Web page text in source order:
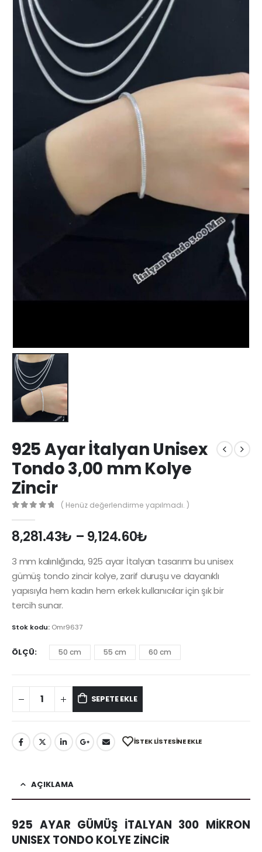
925 Ayar İtalyan Unisex
Tondo 3,00 mm Kolye
Zincir
( Henüz değerlendirme yapılmadı. )
8,281.43₺ – 9,124.60₺
3 mm kalınlığında, 925 ayar İtalyan tasarımı bu unisex
gümüş tondo zincir kolye, zarif duruşu ve dayanıklı
yapısıyla hem kadın hem erkek kullanıcılar için şık bir
tercih sunar.
Stok kodu: Omr9637
ÖLÇÜ 50 cm 55 cm 60 cm
SEPETE EKLE
İSTEK LISTESINE EKLE
AÇIKLAMA
925 AYAR GÜMÜŞ İTALYAN 300 MİKRON
UNISEX TONDO KOLYE ZİNCİR